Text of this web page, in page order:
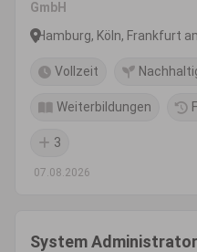
GmbH
Hamburg, Köln, Frankfurt
Vollzeit
Weiterbildungen
3
07.08.2026
System Administrator